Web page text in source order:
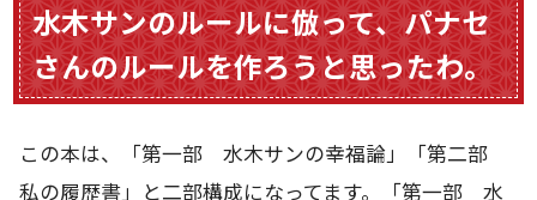
水木サンのルールに倣って、パナセ
さんのルールを作ろうと思ったわ。
この本は、「第一部 水木サンの幸福論」「第二部
私の履歴書」と二部構成になってます。「第一部 水